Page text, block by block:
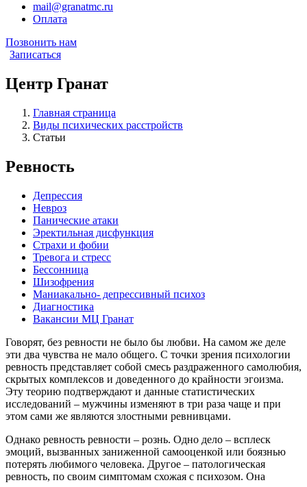
mail@granatmc.ru
Оплата
Позвонить нам
Записаться
Центр Гранат
Главная страница
Виды психических расстройств
Статьи
Ревность
Депрессия
Невроз
Панические атаки
Эректильная дисфункция
Страхи и фобии
Тревога и стресс
Бессонница
Шизофрения
Маниакально- депрессивный психоз
Диагностика
Вакансии МЦ Гранат
Говорят, без ревности не было бы любви. На самом же деле
эти два чувства не мало общего. С точки зрения психологии
ревность представляет собой смесь раздраженного самолюбия,
скрытых комплексов и доведенного до крайности эгоизма.
Эту теорию подтверждают и данные статистических
исследований – мужчины изменяют в три раза чаще и при
этом сами же являются злостными ревнивцами.
Однако ревность ревности – рознь. Одно дело – всплеск
эмоций, вызванных заниженной самооценкой или боязнью
потерять любимого человека. Другое – патологическая
ревность, по своим симптомам схожая с психозом. Она